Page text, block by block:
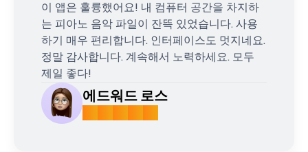
이 앱은 훌륭했어요! 내 컴퓨터 공간을 차지하
는 피아노 음악 파일이 잔뜩 있었습니다. 사용
하기 매우 편리합니다. 인터페이스도 멋지네요.
정말 감사합니다. 계속해서 노력하세요. 모두
제일 좋다!
에드워드 로스